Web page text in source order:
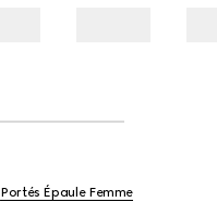
Portés Épaule Femme